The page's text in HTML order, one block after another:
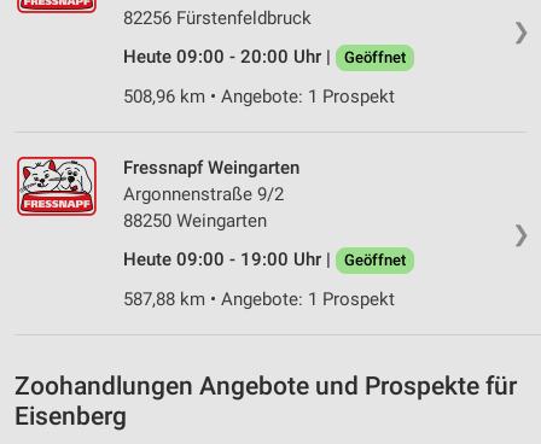
❯
82256 Fürstenfeldbruck
Heute 09:00 - 20:00 Uhr |
Geöffnet
508,96 km • Angebote: 1 Prospekt
❯
Fressnapf Weingarten
Argonnenstraße 9/2
88250 Weingarten
Heute 09:00 - 19:00 Uhr |
Geöffnet
587,88 km • Angebote: 1 Prospekt
Zoohandlungen Angebote und Prospekte für
Eisenberg
Nicht-IAB-Verarbeitungszwecke:
Funktional
Werbung